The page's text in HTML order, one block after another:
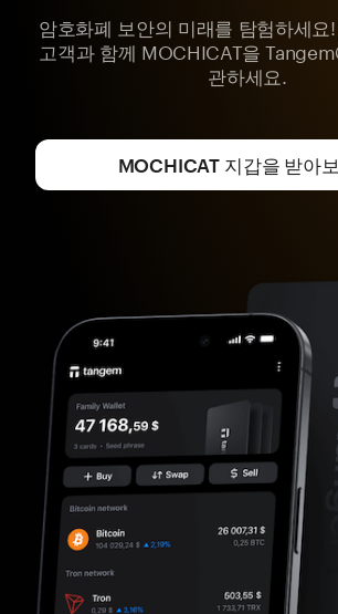
암호화폐 보안의 미래를 탐험하세요
고객과 함께 MOCHICAT을
관하세요.
MOCHICAT 지갑을 받아